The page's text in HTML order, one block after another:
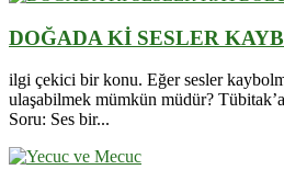
DOĞADA Kİ SESLER
ilgi çekici bir konu. Eğer sesler
ulaşabilmek mümkün müdür?
Soru: Ses bir...